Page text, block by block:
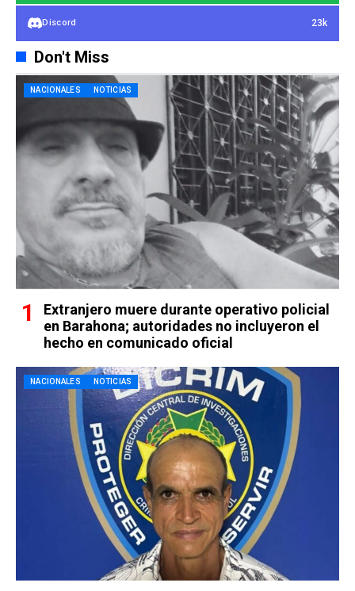
Discord 23k
Don't Miss
NACIONALES NOTICIAS
Extranjero muere durante operativo policial
en Barahona; autoridades no incluyeron el
hecho en comunicado oficial
NACIONALES NOTICIAS